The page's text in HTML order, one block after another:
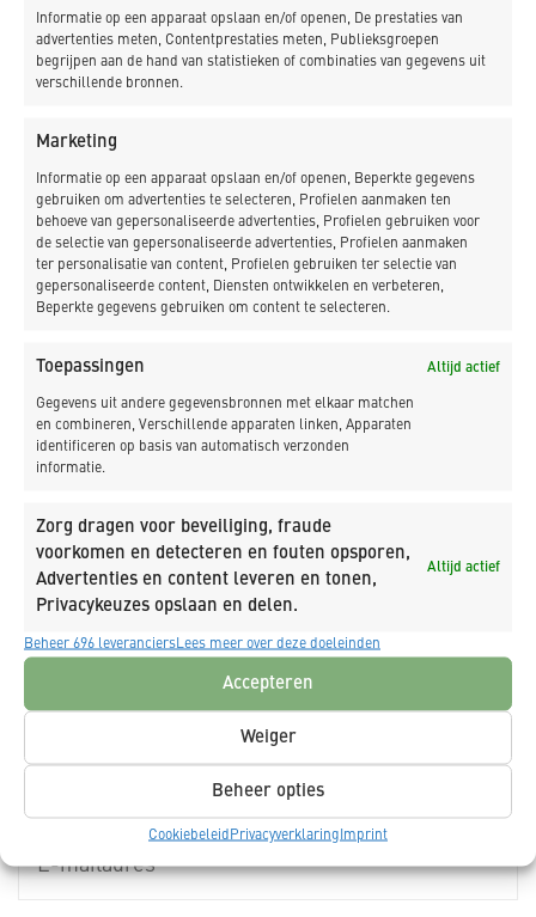
Informatie op een apparaat opslaan en/of openen, De prestaties van
advertenties meten, Contentprestaties meten, Publieksgroepen
begrijpen aan de hand van statistieken of combinaties van gegevens uit
verschillende bronnen.
Marketing
Informatie op een apparaat opslaan en/of openen, Beperkte gegevens
gebruiken om advertenties te selecteren, Profielen aanmaken ten
behoeve van gepersonaliseerde advertenties, Profielen gebruiken voor
de selectie van gepersonaliseerde advertenties, Profielen aanmaken
ter personalisatie van content, Profielen gebruiken ter selectie van
gepersonaliseerde content, Diensten ontwikkelen en verbeteren,
Beperkte gegevens gebruiken om content te selecteren.
Toepassingen Altijd actief
Gegevens uit andere gegevensbronnen met elkaar matchen
en combineren, Verschillende apparaten linken, Apparaten
identificeren op basis van automatisch verzonden
informatie.
Zorg dragen voor beveiliging, fraude
voorkomen en detecteren en fouten opsporen,
Advertenties en content leveren en tonen,
Privacykeuzes opslaan en delen.
Altijd actief
Beheer 696 leveranciersLees meer over deze doeleinden
Accepteren
Weiger
Beheer opties
Cookiebeleid Privacyverklaring Imprint
EERSTE PAAL
Hoogheemraadschapbestuurder Marjan Leijen sloeg
voorziet in de behoefte aan vergader-, kantoor- en
opslagruimte, met name voor calamiteitenmaterialen, en
biedt gelegenheid tot het uitvoeren van
onderhoudswerkzaamheden. Naar verwachting is de bouw
medio september 2020 afgerond.
BRON:Noordhollands Dagblad
Klik hier voor de PDF Versie uit het Noordhollands
Dagblad: Hoogheemraadschap Hollands Noorderkwartier:
Wanden van toiletpapier en warmte uit afvalwater,
waterschap…
NIEUWSBRIEF